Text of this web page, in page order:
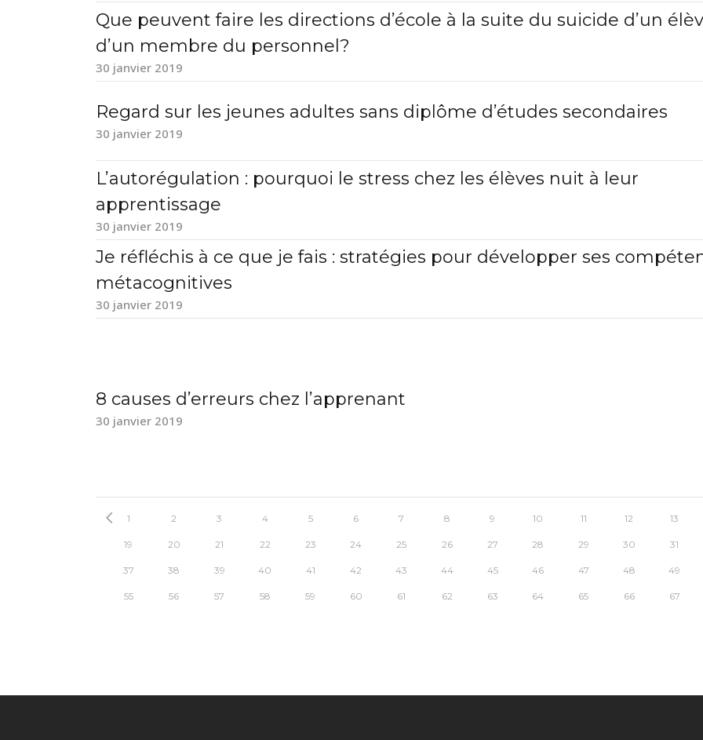
Que peuvent faire les directions d’école à la suite du suicide d’un
d’un membre du personnel?
30 janvier 2019
Regard sur les jeunes adultes sans diplôme d’études secondaires
30 janvier 2019
L’autorégulation : pourquoi le stress chez les élèves nuit à leur
apprentissage
30 janvier 2019
Je réfléchis à ce que je fais : stratégies pour développer ses
métacognitives
30 janvier 2019
8 causes d’erreurs chez l’apprenant
30 janvier 2019
1 2 3 4 5 6 7 8 9 10 11 12 13
19 20 21 22 23 24 25 26 27 28 29 30 31
37 38 39 40 41 42 43 44 45 46 47 48 49
55 56 57 58 59 60 61 62 63 64 65 66 67